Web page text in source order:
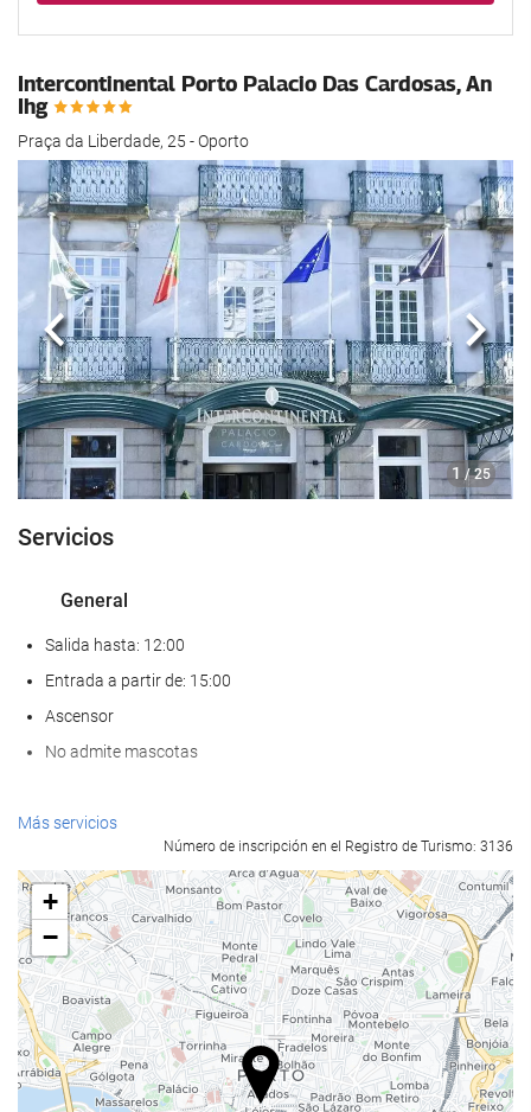
Intercontinental Porto Palacio Das Cardosas, An
Ihg
Praça da Liberdade, 25 - Oporto
1 / 25
Anterior
Servicios
General
Salida hasta: 12:00
Entrada a partir de: 15:00
Ascensor
No admite mascotas
Comida y bebida
Bar
Cafetera en zonas comunes
Servicios de recepción
Recepción 24 horas
Guardaequipaje
Más servicios
Número de inscripción en el Registro de Turismo: 3136
+
−